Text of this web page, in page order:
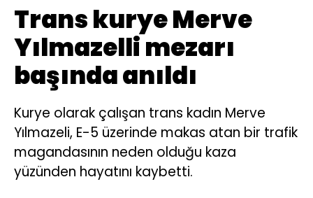
Trans kurye Merve
Yılmazelli mezarı
başında anıldı
Kurye olarak çalışan trans kadın Merve
Yılmazeli, E-5 üzerinde makas atan bir trafik
magandasının neden olduğu kaza
yüzünden hayatını kaybetti.